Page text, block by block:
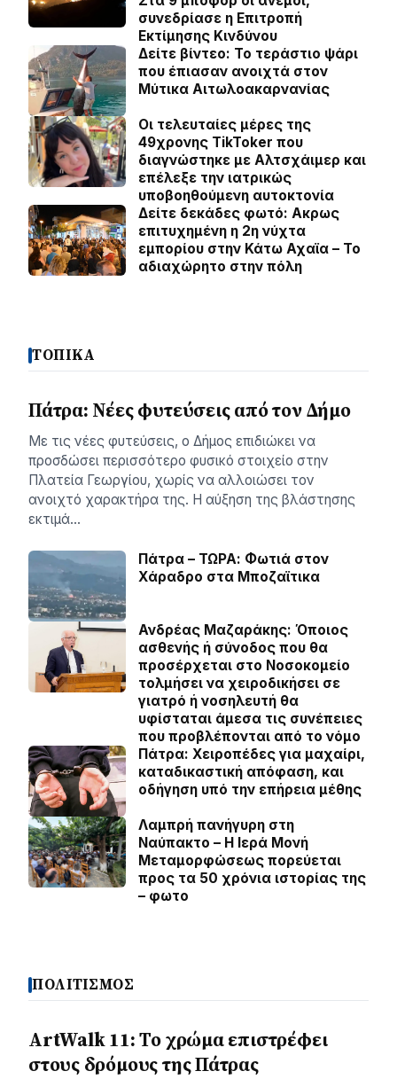
συνεδρίασε η Επιτροπή
Εκτίμησης Κινδύνου
Δείτε βίντεο: Το τεράστιο ψάρι
που έπιασαν ανοιχτά στον
Μύτικα Αιτωλοακαρνανίας
Οι τελευταίες μέρες της
49χρονης TikToker που
διαγνώστηκε με Αλτσχάιμερ και
επέλεξε την ιατρικώς
υποβοηθούμενη αυτοκτονία
Δείτε δεκάδες φωτό: Ακρως
επιτυχημένη η 2η νύχτα
εμπορίου στην Κάτω Αχαϊα – Το
αδιαχώρητο στην πόλη
ΤΟΠΙΚΑ
Πάτρα: Νέες φυτεύσεις από τον Δήμο
Με τις νέες φυτεύσεις, ο Δήμος επιδιώκει να
προσδώσει περισσότερο φυσικό στοιχείο στην
Πλατεία Γεωργίου, χωρίς να αλλοιώσει τον
ανοιχτό χαρακτήρα της. Η αύξηση της βλάστησης
εκτιμά…
Πάτρα – ΤΩΡΑ: Φωτιά στον
Χάραδρο στα Μποζαϊτικα
Ανδρέας Μαζαράκης: Όποιος
ασθενής ή σύνοδος που θα
προσέρχεται στο Νοσοκομείο
τολμήσει να χειροδικήσει σε
γιατρό ή νοσηλευτή θα
υφίσταται άμεσα τις συνέπειες
που προβλέπονται από το νόμο
Πάτρα: Χειροπέδες για μαχαίρι,
καταδικαστική απόφαση, και
οδήγηση υπό την επήρεια μέθης
Λαμπρή πανήγυρη στη
Ναύπακτο – Η Ιερά Μονή
Μεταμορφώσεως πορεύεται
προς τα 50 χρόνια ιστορίας της
– φωτο
ΠΟΛΙΤΙΣΜΟΣ
ArtWalk 11: Το χρώμα επιστρέφει
στους δρόμους της Πάτρας